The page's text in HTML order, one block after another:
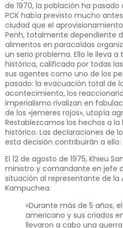
de 1970, la población ha
PCK había previsto mucho
ciudad que el
Penh, totalmente dependiente
alimentos en paracaídas
un serio problema. Ello le lleva
histórica, calificada por todas
sus agentes como uno de los
pasado: la evacuación total de
acontecimiento, los
imperialismo rivalizan en
de los «jemeres rojos», utopía
Restablezcamos los hechos a
histórico. Las declaraciones de
esta decisión contribuirán a ello:
El 12 de agosto de 1975, Khieu
ministro y comandante en jefe
situación al representante de
Kampuchea:
«Durante más de 5 años,
americano y sus criados
llevaron a cabo una